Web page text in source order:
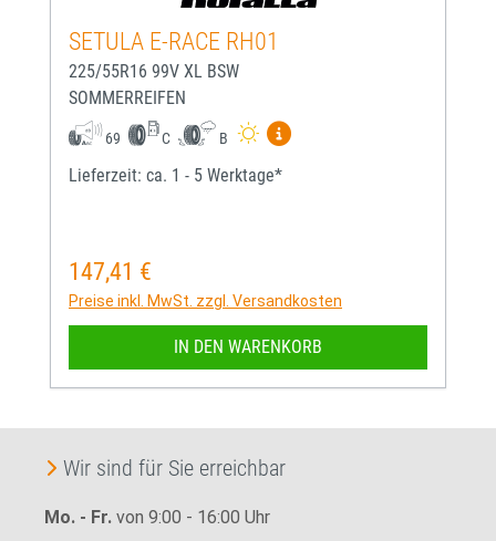
SETULA E-RACE RH01
225/55R16 99V XL BSW
SOMMERREIFEN
69 C B
Mehr Informationen zum
Lieferzeit: ca. 1 - 5 Werktage*
Regulärer Preis:
147,41 €
Preise inkl. MwSt. zzgl. Versandkosten
IN DEN WARENKORB
Wir sind für Sie erreichbar
Mo. - Fr. von 9:00 - 16:00 Uhr